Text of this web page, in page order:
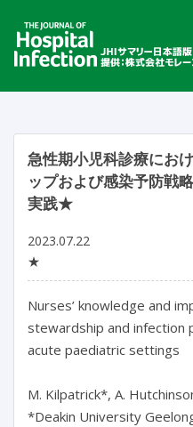
急性期小児科診療にお
ップおよび感染予防戦
実践★
2023.07.22
★
Nurses’ knowledge and
stewardship and infection
acute paediatric settings
M. Kilpatrick*, A.
*Deakin University